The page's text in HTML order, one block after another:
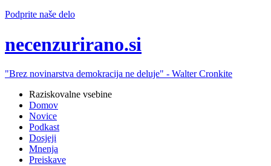
Podprite naše delo
necenzurirano.si
"Brez novinarstva demokracija ne deluje" - Walter Cronkite
Raziskovalne vsebine
Domov
Novice
Podkast
Dosjeji
Mnenja
Preiskave